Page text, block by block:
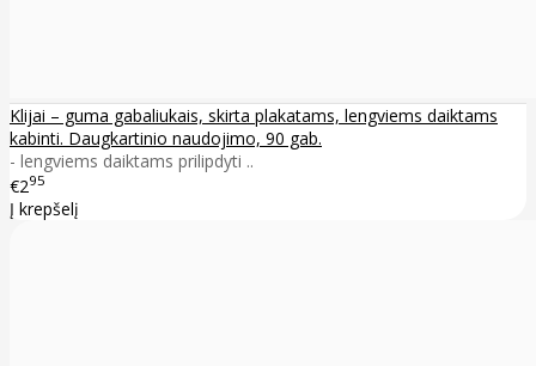
Klijai – guma gabaliukais, skirta plakatams, lengviems daiktams
kabinti. Daugkartinio naudojimo, 90 gab.
- lengviems daiktams prilipdyti ..
€295
Į krepšelį